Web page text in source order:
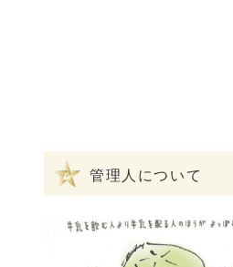
管理人について